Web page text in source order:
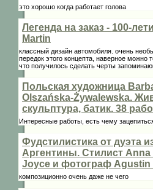
это хорошо когда работает голова
Легенда на заказ - 100-
Martin
классный дизайн автомобиля. очень
передок этого концепта, наверное можно
что получилось сделать черты
Польская художница
Olszańska-Żywalewska.
скульптура, батик. 38
Интересные работы, есть чему
Фудстилистика от дуэта
Аргентины. Стилист Anna
Joycе и фотограф Agustin
композиционно очень даже не чего